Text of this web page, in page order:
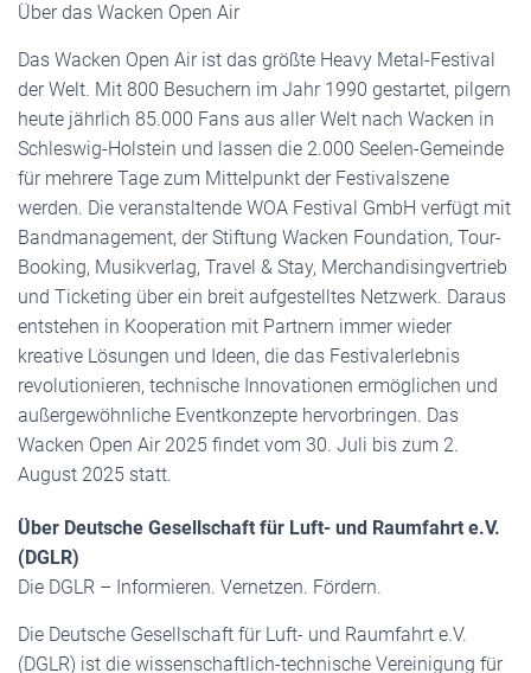
Über das Wacken Open Air
Das Wacken Open Air ist das größte Heavy Metal-Festival
der Welt. Mit 800 Besuchern im Jahr 1990 gestartet, pilgern
heute jährlich 85.000 Fans aus aller Welt nach Wacken in
Schleswig-Holstein und lassen die 2.000 Seelen-Gemeinde
für mehrere Tage zum Mittelpunkt der Festivalszene
werden. Die veranstaltende WOA Festival GmbH verfügt mit
Bandmanagement, der Stiftung Wacken Foundation, Tour-
Booking, Musikverlag, Travel & Stay, Merchandisingvertrieb
und Ticketing über ein breit aufgestelltes Netzwerk. Daraus
entstehen in Kooperation mit Partnern immer wieder
kreative Lösungen und Ideen, die das Festivalerlebnis
revolutionieren, technische Innovationen ermöglichen und
außergewöhnliche Eventkonzepte hervorbringen. Das
Wacken Open Air 2025 findet vom 30. Juli bis zum 2.
August 2025 statt.
Über Deutsche Gesellschaft für Luft- und Raumfahrt e.V.
(DGLR)
Die DGLR – Informieren. Vernetzen. Fördern.
Die Deutsche Gesellschaft für Luft- und Raumfahrt e.V.
(DGLR) ist die wissenschaftlich-technische Vereinigung für